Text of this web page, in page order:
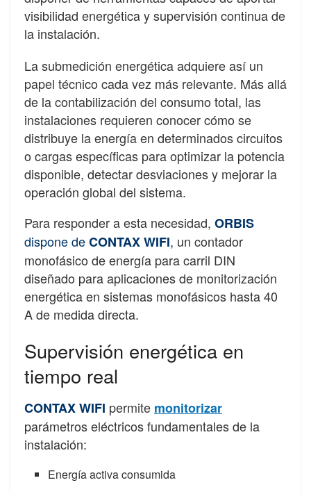
visibilidad energética y supervisión continua de
la instalación.
La submedición energética adquiere así un
papel técnico cada vez más relevante. Más allá
de la contabilización del consumo total, las
instalaciones requieren conocer cómo se
distribuye la energía en determinados circuitos
o cargas específicas para optimizar la potencia
disponible, detectar desviaciones y mejorar la
operación global del sistema.
Para responder a esta necesidad, ORBIS
dispone deCONTAX WIFI, un contador
monofásico de energía para carril DIN
diseñado para aplicaciones de monitorización
energética en sistemas monofásicos hasta 40
A de medida directa.
Supervisión energética en
tiempo real
CONTAX WIFI permite monitorizar
parámetros eléctricos fundamentales de la
instalación:
Energía activa consumida